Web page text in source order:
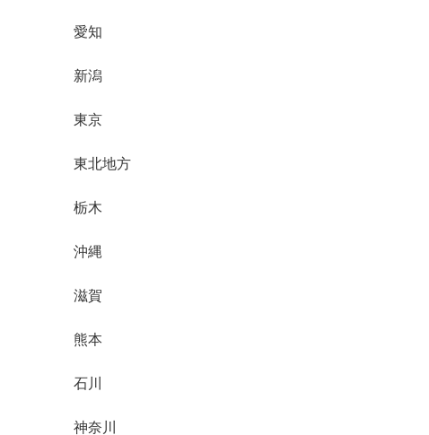
愛知
新潟
東京
東北地方
栃木
沖縄
滋賀
熊本
石川
神奈川